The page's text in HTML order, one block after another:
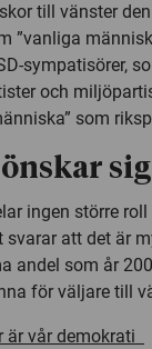
till vänster
”vanliga
sympatisörer,
och
som
ingen större
svarar att det är
andel som år
för väljare till
är vår demokrati